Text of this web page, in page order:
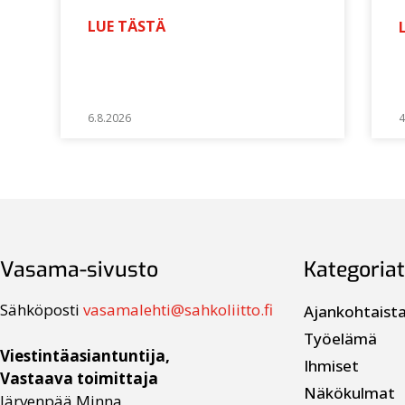
LUE TÄSTÄ
6.8.2026
Vasama-sivusto
Sähköposti vasamalehti@sahkoliitto.fi
Viestintäasiantuntija,
Vastaava toimittaja
Kategoriat
Työelämä
Ihmiset
Näkökulmat